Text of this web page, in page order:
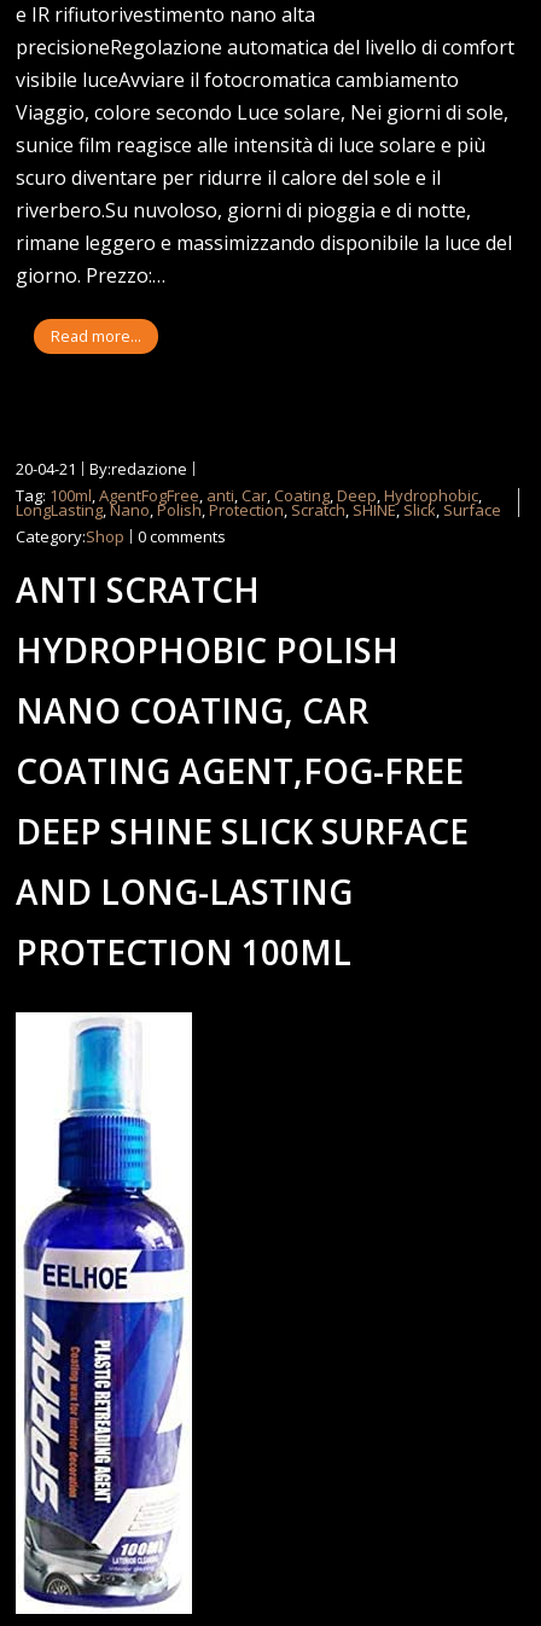
e IR rifiutorivestimento nano alta
precisioneRegolazione automatica del livello di comfort
visibile luceAvviare il fotocromatica cambiamento
Viaggio, colore secondo Luce solare, Nei giorni di sole,
sunice film reagisce alle intensità di luce solare e più
scuro diventare per ridurre il calore del sole e il
riverbero.Su nuvoloso, giorni di pioggia e di notte,
rimane leggero e massimizzando disponibile la luce del
giorno. Prezzo:…
Read more...
20-04-21
By:redazione
Tag: 100ml,AgentFogFree, anti, Car, Coating,Deep,Hydrophobic,
LongLasting,Nano,Polish,Protection, Scratch, SHINE, Slick, Surface
Category:Shop 0 comments
ANTI SCRATCH
HYDROPHOBIC POLISH
NANO COATING, CAR
COATING AGENT,FOG-FREE
DEEP SHINE SLICK SURFACE
AND LONG-LASTING
PROTECTION 100ML